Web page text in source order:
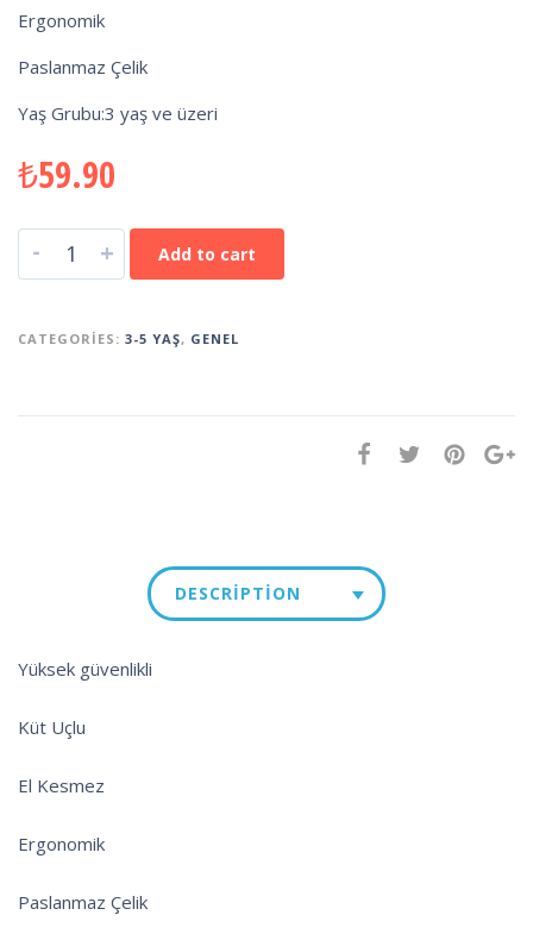
Ergonomik
Paslanmaz Çelik
Yaş Grubu:3 yaş ve üzeri
₺59.90
- + Add to cart
CATEGORIES: 3-5 YAŞ, GENEL
DESCRIPTION
Yüksek güvenlikli
Küt Uçlu
El Kesmez
Ergonomik
Paslanmaz Çelik